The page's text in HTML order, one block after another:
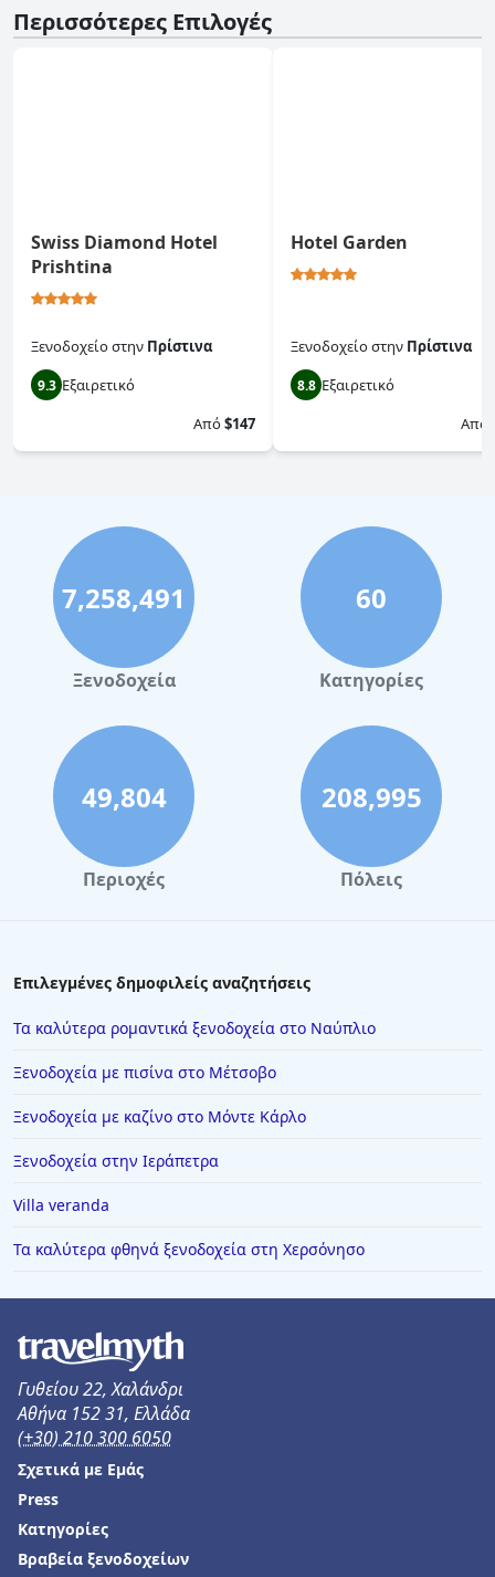
Περισσότερες Επιλογές
Swiss Diamond Hotel
Prishtina
Ξενοδοχείοστην Πρίστινα
9.3 Εξαιρετικό
Από$147
Hotel Garden
Ξενοδοχείοστην Πρίστινα
8.8 Εξαιρετικό
Από
7,258,491
Ξενοδοχεία
60
Κατηγορίες
49,804
Περιοχές
208,995
Πόλεις
Επιλεγμένες δημοφιλείς αναζητήσεις
Τα καλύτερα ρομαντικά ξενοδοχεία στο Ναύπλιο
Ξενοδοχεία με πισίνα στο Μέτσοβο
Ξενοδοχεία με καζίνο στο Μόντε Κάρλο
Ξενοδοχεία στην Ιεράπετρα
Villa veranda
Τα καλύτερα φθηνά ξενοδοχεία στη Χερσόνησο
Γυθείου 22, Χαλάνδρι
Αθήνα 152 31, Ελλάδα
(+30) 210 300 6050
Σχετικά με Εμάς
Press
Κατηγορίες
Βραβεία ξενοδοχείων